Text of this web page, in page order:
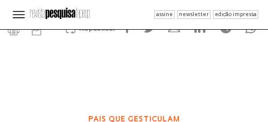
assine newsletter edição impressa
Republicar
PAIS QUE GESTICULAM